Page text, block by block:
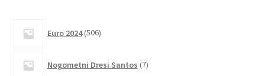
Euro 2024 506izdelkov
Nogometni Dresi Santos 7izdelkov